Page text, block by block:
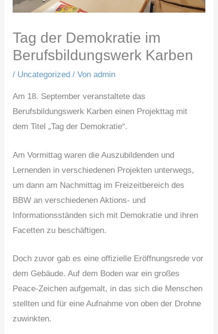
Tag der Demokratie im
Berufsbildungswerk Karben
/ Uncategorized / Vonadmin
Am 18. September veranstaltete das
Berufsbildungswerk Karben einen Projekttag mit
dem Titel „Tag der Demokratie“.
Am Vormittag waren die Auszubildenden und
Lernenden in verschiedenen Projekten unterwegs,
um dann am Nachmittag im Freizeitbereich des
BBW an verschiedenen Aktions- und
Informationsständen sich mit Demokratie und ihren
Facetten zu beschäftigen.
Doch zuvor gab es eine offizielle Eröffnungsrede vor
dem Gebäude. Auf dem Boden war ein großes
Peace-Zeichen aufgemalt, in das sich die Menschen
stellten und für eine Aufnahme von oben der Drohne
zuwinkten.